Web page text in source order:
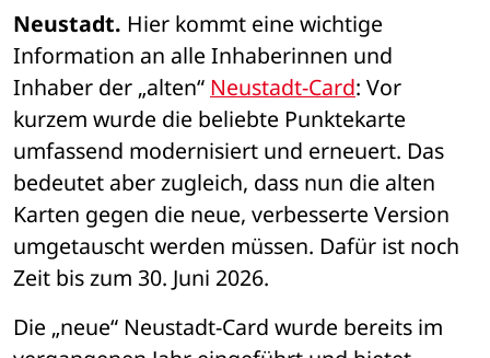
Neustadt. Hier kommt eine wichtige
Information an alle Inhaberinnen und
Inhaber der „alten“ Neustadt-Card: Vor
kurzem wurde die beliebte Punktekarte
umfassend modernisiert und erneuert. Das
bedeutet aber zugleich, dass nun die alten
Karten gegen die neue, verbesserte Version
umgetauscht werden müssen. Dafür ist noch
Zeit bis zum 30. Juni 2026.
Die „neue“ Neustadt-Card wurde bereits im